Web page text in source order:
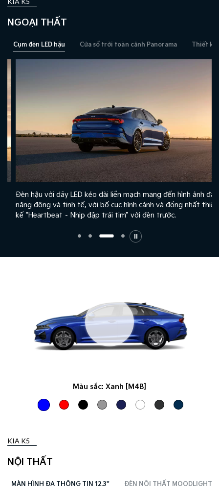
NGOẠI THẤT
Cụm đèn LED hậu Cửa sổ trời toàn cảnh Panorama Thiết kế
Đèn hậu với dãy LED kéo dài liền mạch mang đến hình ảnh đầy
năng động và tinh tế, với bố cục hình cánh và đồng nhất thiết
kế “Heartbeat – Nhịp đập trái tim” với đèn trước.
Màu sắc: Xanh [M4B]
KIA K5
NỘI THẤT
MÀN HÌNH ĐA THÔNG TIN 12.3'' ĐÈN NỘI THẤT MOODLIGHT